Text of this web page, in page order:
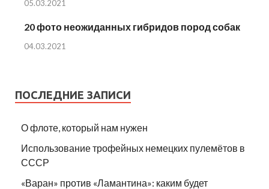
05.03.2021
20 фото неожиданных гибридов пород собак
04.03.2021
ПОСЛЕДНИЕ ЗАПИСИ
О флоте, который нам нужен
Использование трофейных немецких пулемётов в
СССР
«Варан» против «Ламантина»: каким будет